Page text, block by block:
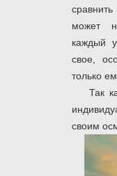
может
каждый
свое,
только
Так
своим